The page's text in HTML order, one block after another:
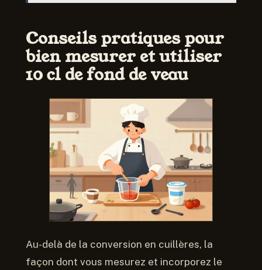
Conseils pratiques pour
bien mesurer et utiliser
10 cl de fond de veau
Au-delà de la conversion en cuillères, la
façon dont vous mesurez et incorporez le